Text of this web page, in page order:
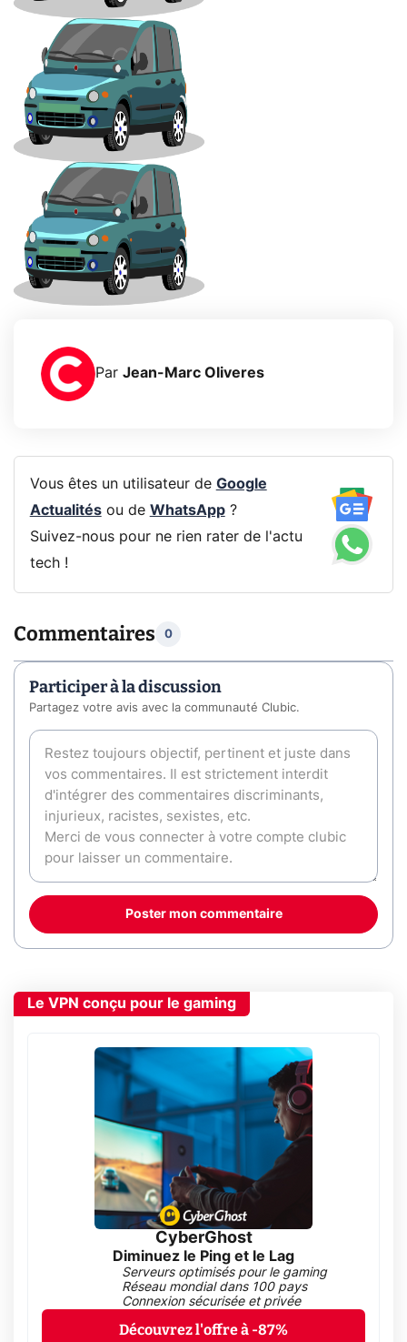
Par Jean-Marc Oliveres
Vous êtes un utilisateur de Google
Actualitésou de WhatsApp?
Suivez-nous pour ne rien rater de l'actu
tech !
Commentaires 0
Participer à la discussion
Partagez votre avis avec la communauté Clubic.
Poster mon commentaire
Le VPN conçu pour le gaming
CyberGhost
Diminuez le Ping et le Lag
Serveurs optimisés pour le gaming
Réseau mondial dans 100 pays
Connexion sécurisée et privée
Découvrez l'offre à -87%